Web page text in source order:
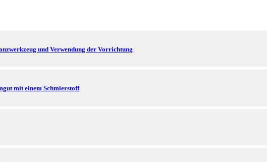
und Verwendung der Vorrichtung
mit einem Schmierstoff